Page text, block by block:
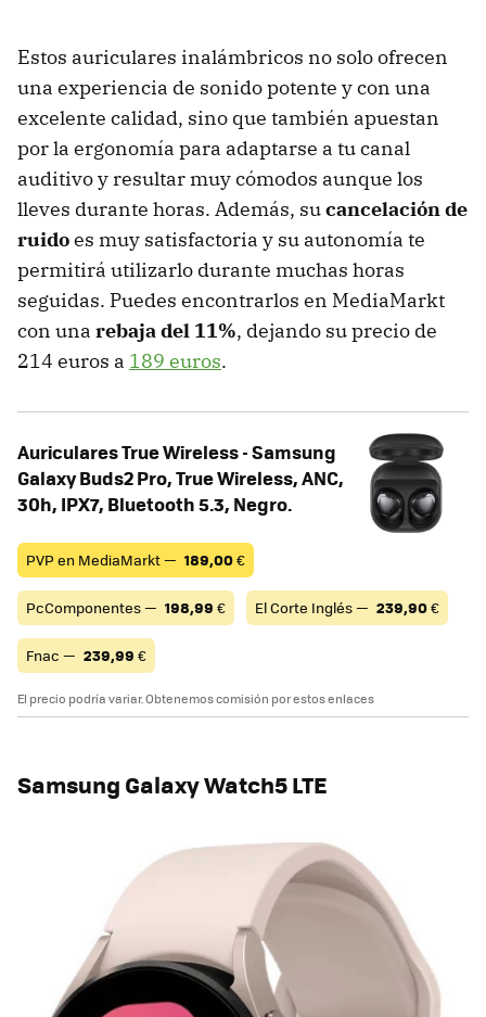
Estos auriculares inalámbricos no solo ofrecen
una experiencia de sonido potente y con una
excelente calidad, sino que también apuestan
por la ergonomía para adaptarse a tu canal
auditivo y resultar muy cómodos aunque los
lleves durante horas. Además, sucancelación de
ruidoes muy satisfactoria y su autonomía te
permitirá utilizarlo durante muchas horas
seguidas. Puedes encontrarlos en MediaMarkt
con una rebaja del 11%, dejando su precio de
214 euros a 189 euros.
Auriculares True Wireless - Samsung
Galaxy Buds2 Pro, True Wireless, ANC,
30h, IPX7, Bluetooth 5.3, Negro.
PVP en MediaMarkt — 189,00€
PcComponentes — 198,99 € El Corte Inglés — 239,90€
Fnac — 239,99 €
El precio podría variar. Obtenemos comisión por estos enlaces
Samsung Galaxy Watch5 LTE